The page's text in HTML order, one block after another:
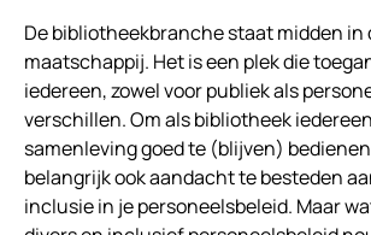
De bibliotheekbranche staat midden in
maatschappij. Het is een plek die
iedereen, zowel voor publiek als
verschillen. Om als bibliotheek
samenleving goed te (blijven)
belangrijk ook aandacht te besteden
inclusie in je personeelsbeleid. Maar